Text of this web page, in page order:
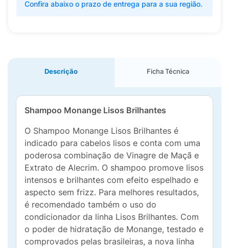
Confira abaixo o prazo de entrega para a sua região.
Descrição Ficha Técnica
Shampoo Monange Lisos Brilhantes
O Shampoo Monange Lisos Brilhantes é
indicado para cabelos lisos e conta com uma
poderosa combinação de Vinagre de Maçã e
Extrato de Alecrim. O shampoo promove lisos
intensos e brilhantes com efeito espelhado e
aspecto sem frizz. Para melhores resultados,
é recomendado também o uso do
condicionador da linha Lisos Brilhantes. Com
o poder de hidratação de Monange, testado e
comprovados pelas brasileiras, a nova linha